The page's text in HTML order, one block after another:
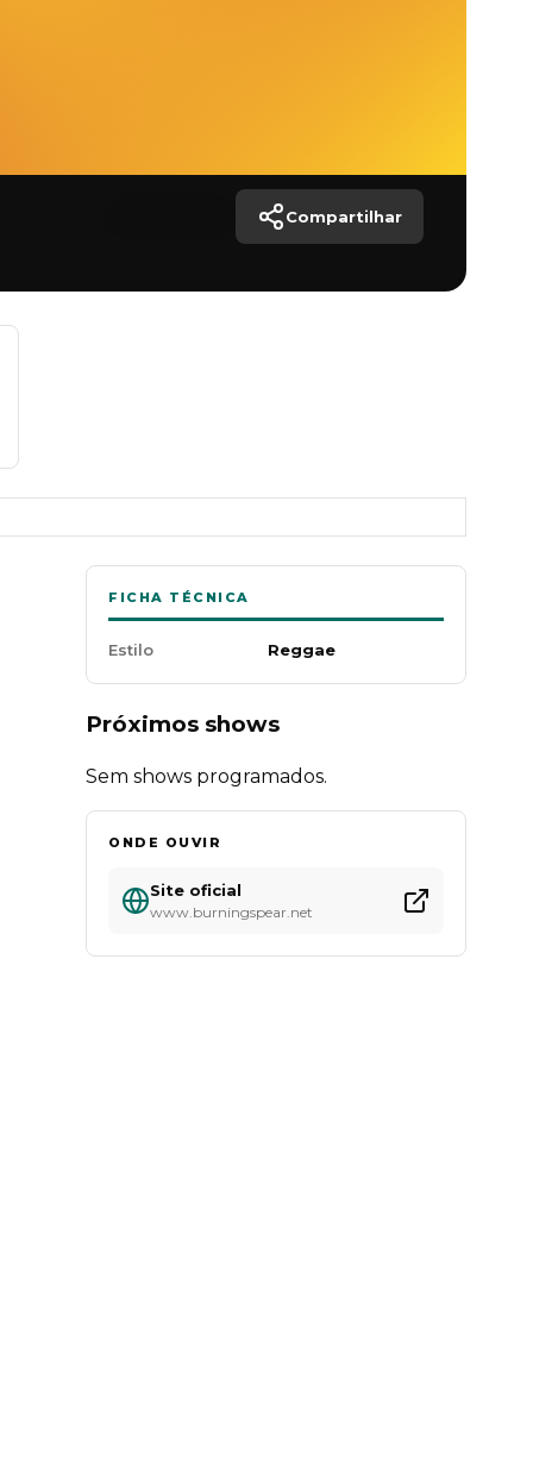
Compartilhar
FICHA TÉCNICA
Estilo Reggae
Próximos shows
Sem shows programados.
ONDE OUVIR
Site oficial
www.burningspear.net